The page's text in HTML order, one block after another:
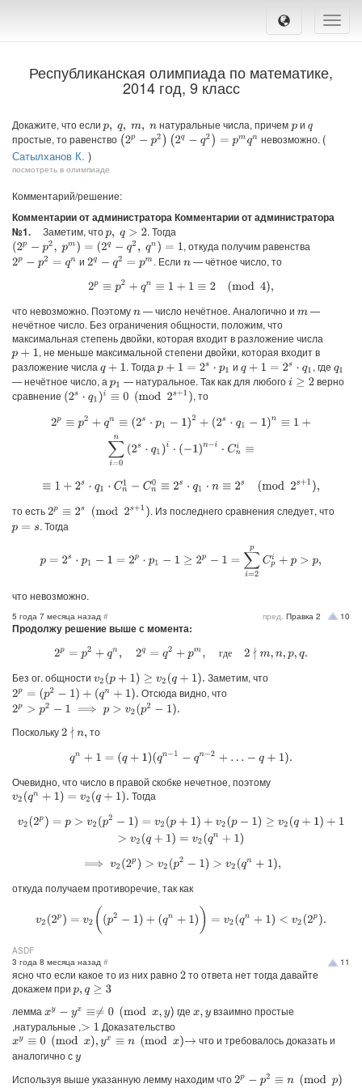
Toggle
Республиканская олимпиада по математике,
2014 год, 9 класс
Докажите, что если p, q,m, n натуральные числа, причемpи q
простые, то равенство (2p− p2 )(2q −q2 =p mqn невозможно. (
Сатылханов К. )
посмотреть в олимпиаде
Комментарий/решение:
Комментарии от администратора Комментарии от администратора
№1.
Заметим, чтоp, q> 2
. Тогда
(2p −p2,pm )=(2 q−q 2,q n)=1
, откуда получим равенства
2p −p 2=q n и 2q −q 2=p m . Если n— чётное число, то
2p≡p2 +qn≡ 1+ 1≡ 2( mod 4),
что невозможно. Поэтомуn— число нечётное. Аналогично и m—
нечётное число. Без ограничения общности, положим, что
максимальная степень двойки, которая входит в разложение числа
p +1
, не меньше максимальной степени двойки, которая входит в
разложение числа q +1 . Тогда p+1=2 s⋅p 1 иq +1 =2 s⋅q1 , где q1
— нечётное число, а p1 — натуральное. Так как для любогоi≥ 2
верно
сравнение (2s⋅ q 1)i ≡0 (mod 2s+1)
, то
≡p2 +q n≡( 2s⋅ p1 −1) 2+(2 s ⋅q1 −1 )n≡1+∑i=0 n (2s ⋅q1 )i⋅(− 1)n − ⋅C
≡1+2 s ⋅q1⋅ Cn 1−C n0 ≡2 s⋅ q1 n ≡2 s(mod s+1),
то есть2p ≡2s (mod2s+1
. Из последнего сравнения следует, что
p =s
. Тогда
pi+p p
что невозможно.
пред. Правка 2 10
5 года 7 месяца назад #
Продолжу решение выше с момента:
где
2p=p +qn 2q =q 2+pm,где 2∤m p, q
Без ог. общности v2(p+ 1) ≥v2 (q +1).
Заметим, что
2p =(p 2−1 +( qn+1)
Отсюда видно, что
2p >p 2−1 ⟹ p v2(p −1 ).
Поскольку2 ∤n,
то
qn +1=(q+1)(qn− 1−qn−2+ … − q + 1).
Очевидно, что число в правой скобке нечетное, поэтому
v2(qn+ 1) =v2 (q +1).
Тогда
v2(2 p)=p>v2(p2−1 =v 2(p +1 )+v2(p−1)≥ v2( q+1)+ 1> v2 q+ 1)=v2 (q n+1)
⟹v2( 2p) >v2(p2 −1 )>v 2(qn+1),
откуда получаем противоречие, так как
(2 p =v p2 + (q 1)) =v 1 <v 2p)
ASDF
11
3 года 8 месяца назад #
ясно что если какое то из них равно2то ответа нет тогда давайте
докажем при p, q≥ 3
лемма xy− yx ≡≠0 (modx y) где x,y взаимно простые
,натуральные ,>1
Доказательство
xy≡ 0( modx),yx≡ n(modx ) → что и требовалось доказать и
аналогично сy
Используя выше указанную лемму находим что2p −p 2≡n (mod p)